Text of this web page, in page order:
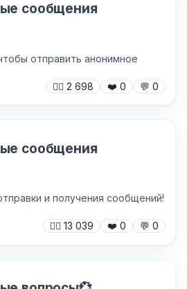
сообщения
отправить анонимное
🙍‍♂️ 2 698 ❤️ 0 💬 0
сообщения
и получения сообщений!
🙍‍♂️ 13 039 ❤️ 0 💬 0